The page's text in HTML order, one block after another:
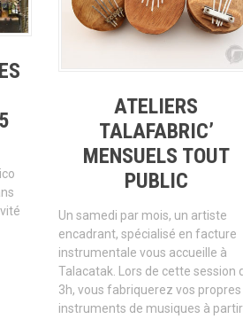
ATELIERS
TALAFABRIC’
MENSUELS TOUT
PUBLIC
Un samedi par mois, un artiste
encadrant, spécialisé en facture
instrumentale vous accueille à
Talacatak. Lors de cette session
3h, vous fabriquerez vos propres
instruments de musiques à partir